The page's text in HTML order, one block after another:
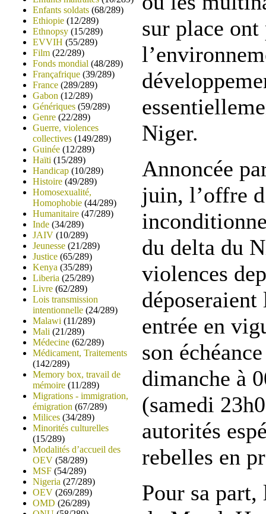
Enfants soldats (68/289)
Ethiopie (12/289)
Ethnopsy (15/289)
EVVIH (55/289)
Film (22/289)
Fonds mondial (48/289)
Françafrique (39/289)
France (289/289)
Gabon (12/289)
Génériques (59/289)
Genre (22/289)
Guerre, violences
collectives (149/289)
Guinée (12/289)
Haïti (15/289)
Handicap (10/289)
Histoire (49/289)
Homosexualité,
Homophobie (44/289)
Humanitaire (47/289)
Inde (34/289)
JAIV (10/289)
Jeunesse (21/289)
Justice (65/289)
Kenya (35/289)
Liberia (25/289)
Livre (62/289)
Lois transmission
intentionnelle (24/289)
Malawi (11/289)
Mali (21/289)
Médecine (62/289)
Médicament, Traitements
(142/289)
Memory box, travail de
mémoire (11/289)
Migrations - immigration,
émigration (67/289)
Milices (34/289)
Minorités culturelles
(15/289)
Modalités d’accueil des
OEV (58/289)
MSF (54/289)
Nigeria (27/289)
OEV (269/289)
OMD (26/289)
sur place
Niger.
Annoncée
juin, l’offre
du delta du
violences
déposeraient
entrée en
son
dimanche à
(samedi
autorités
rebelles en
Pour sa